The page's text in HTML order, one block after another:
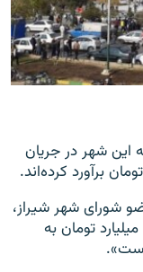
این شهر در جریان
شورای شهر شیراز،
گفت در جریان این اعتراض‌ها «بیش از ۱۰۰ میلیارد تومان به